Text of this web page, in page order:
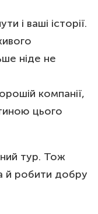
і ваші історії.
ніде не
компанії,
цього
тур. Тож
й робити добру